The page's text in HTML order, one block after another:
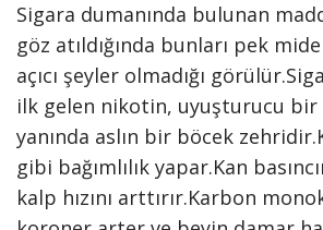
Sigara dumanında bulunan
göz atıldığında bunları pek
açıcı şeyler olmadığı
ilk gelen nikotin, uyuşturucu bir
yanında aslın bir böcek
gibi bağımlılık yapar.Kan
kalp hızını arttırır.Karbon